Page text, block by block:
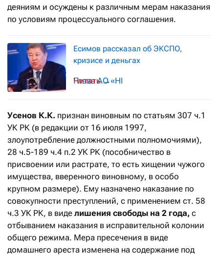
деяниям и осуждены к различным мерам наказания
по условиям процессуального соглашения.
Есимов рассказал об ЭКСПО,
кризисе и деньгах
Глава АО «НК «Астана ЭКСПО-2017»
→
Усенов К.К. признан виновным по статьям 307 ч.1
УК РК (в редакции от 16 июля 1997,
злоупотребление должностными полномочиями),
28 ч.5-189 ч.4 п.2 УК РК (пособничество в
присвоении или растрате, то есть хищении чужого
имущества, вверенного виновному, в особо
крупном размере). Ему назначено наказание по
совокупности преступлений, с применением ст. 58
ч.3 УК РК, в виде лишения свободы на 2 года, с
отбыванием наказания в исправительной колонии
общего режима. Мера пресечения в виде
домашнего ареста изменена на содержание под